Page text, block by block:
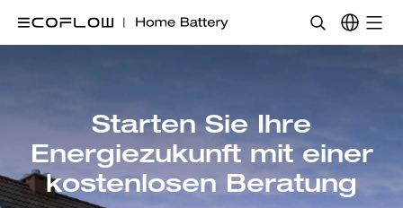
Starten Sie Ihre
Energiezukunft mit einer
kostenlosen Beratung